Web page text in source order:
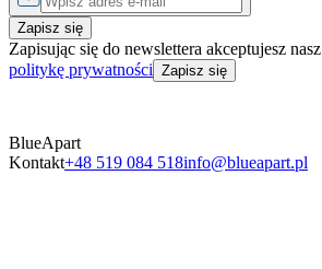
Zapisz się
Zapisując się do newslettera akceptujesz nasz
politykę prywatności Zapisz się
BlueApart
Kontakt+48 519 084 518info@blueapart.pl